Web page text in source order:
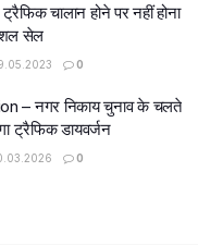
चालान होने पर नहीं होना
सेल
0
– नगर निकाय चुनाव के चलते
ट्रैफिक डायवर्जन
0